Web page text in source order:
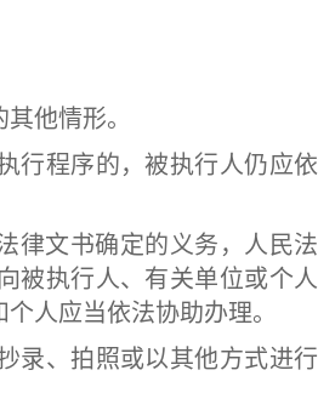
他情形。
程序的，被执行人仍应依
律文书确定的义务，人民法
被执行人、有关单位或个人
人应当依法协助办理。
、拍照或以其他方式进行